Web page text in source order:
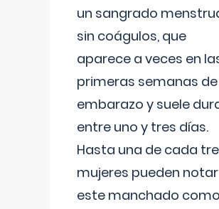
un sangrado
sin coágulos, que
aparece a veces en
primeras semanas de
embarazo y suele
entre uno y tres días.
Hasta una de cada
mujeres pueden notar
este manchado como